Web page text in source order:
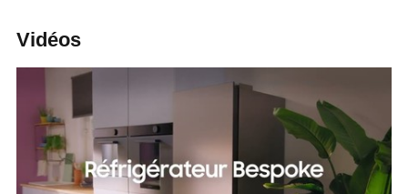
Vidéos